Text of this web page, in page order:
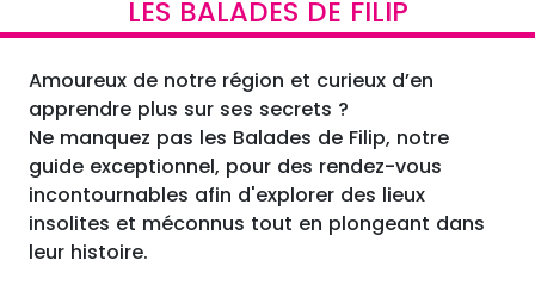
LES BALADES DE FILIP
Amoureux de notre région et curieux d’en
apprendre plus sur ses secrets ?
Ne manquez pas les Balades de Filip, notre
guide exceptionnel, pour des rendez-vous
incontournables afin d'explorer des lieux
insolites et méconnus tout en plongeant dans
leur histoire.